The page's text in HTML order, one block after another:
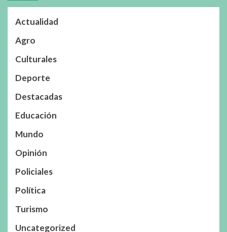
Actualidad
Agro
Culturales
Deporte
Destacadas
Educación
Mundo
Opinión
Policiales
Política
Turismo
Uncategorized